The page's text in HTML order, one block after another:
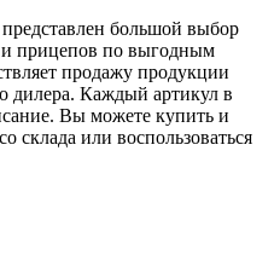
большой выбор
и прицепов по выгодным
продажу продукции
дилера. Каждый артикул в
Вы можете купить и
склада или воспользоваться